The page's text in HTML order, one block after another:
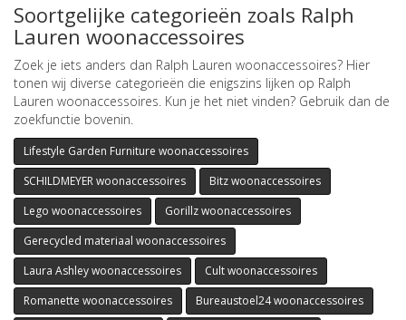
Soortgelijke categorieën zoals Ralph
Lauren woonaccessoires
Zoek je iets anders dan Ralph Lauren woonaccessoires? Hier
tonen wij diverse categorieën die enigszins lijken op Ralph
Lauren woonaccessoires. Kun je het niet vinden? Gebruik dan de
zoekfunctie bovenin.
Lifestyle Garden Furniture woonaccessoires
SCHILDMEYER woonaccessoires
Bitz woonaccessoires
Lego woonaccessoires
Gorillz woonaccessoires
Gerecycled materiaal woonaccessoires
Laura Ashley woonaccessoires
Cult woonaccessoires
Romanette woonaccessoires
Bureaustoel24 woonaccessoires